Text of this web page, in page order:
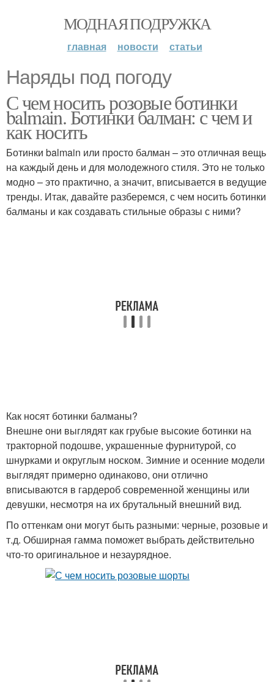
МОДНАЯ ПОДРУЖКА
главная новости статьи
Наряды под погоду
С чем носить розовые ботинки
balmain. Ботинки балман: с чем и
как носить
Ботинки balmain или просто балман – это отличная вещь
на каждый день и для молодежного стиля. Это не только
модно – это практично, а значит, вписывается в ведущие
тренды. Итак, давайте разберемся, с чем носить ботинки
балманы и как создавать стильные образы с ними?
Как носят ботинки балманы?
Внешне они выглядят как грубые высокие ботинки на
тракторной подошве, украшенные фурнитурой, со
шнурками и округлым носком. Зимние и осенние модели
выглядят примерно одинаково, они отлично
вписываются в гардероб современной женщины или
девушки, несмотря на их брутальный внешний вид.
По оттенкам они могут быть разными: черные, розовые и
т.д. Обширная гамма поможет выбрать действительно
что-то оригинальное и незаурядное.